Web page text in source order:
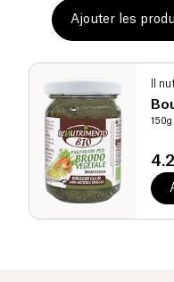
Ajouter les
Il
150g